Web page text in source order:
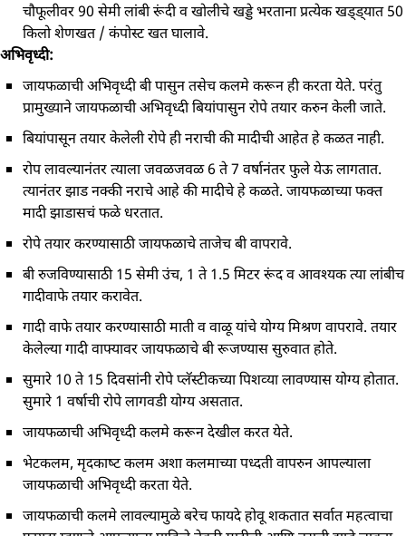
चौफूलीवर 90 सेमी लांबी रूंदी व खोलीचे खड्डे भरताना प्रत्‍येक खड्ड्यात 50
किलो शेणखत / कंपोस्‍ट खत घालावे.
अभिवृध्‍दी:
जायफळाची अभिवृध्‍दी बी पासुन तसेच कलमे करून ही करता येते. परंतु
प्रामुख्‍याने जायफळाची अभिवृध्‍दी बियांपासुन रोपे तयार करुन केली जाते.
बियांपासून तयार केलेली रोपे ही नराची की मादीची आहेत हे कळत नाही.
रोप लावल्‍यानंतर त्‍याला जवळजवळ 6 ते 7 वर्षानंतर फुले येऊ लागतात.
त्‍यानंतर झाड नक्की नराचे आ‍हे की मादीचे हे कळते. जायफळाच्या फक्त
मादी झाडासचं फळे धरतात.
रोपे तयार करण्‍यासाठी जायफळाचे ताजेच बी वापरावे.
बी रुजविण्‍यासाठी 15 सेमी उंच, 1 ते 1.5 मिटर रूंद व आवश्‍यक त्‍या लांबीच
गादीवाफे तयार करावेत.
गादी वाफे तयार करण्‍यासाठी माती व वाळू यांचे योग्‍य मिश्रण वापरावे. तयार
केलेल्‍या गादी वाफ्यावर जायफळाचे बी रूजण्‍यास सुरुवात होते.
सुमारे 10 ते 15 दिवसांनी रोपे प्‍लॅस्टीकच्‍या पिशव्‍या लावण्‍यास योग्‍य होतात.
सुमारे 1 वर्षाची रोपे लागवडी योग्‍य असतात.
जायफळाची अभिवृध्‍दी कलमे करून देखील करत येते.
भेटकलम, मृदकाष्‍ट कलम अशा कलमाच्‍या पध्‍दती वापरुन आपल्‍याला
जायफळाची अभिवृध्‍दी करता येते.
जायफळाची कलमे लावल्‍यामुळे बरेच फायदे होवू शकतात सर्वात महत्‍वाचा